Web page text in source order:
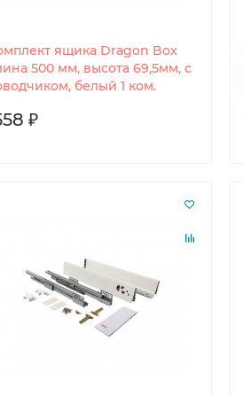
ящика Dragon Box
500 мм, высота 69,5мм, с
белый 1 ком.
₽